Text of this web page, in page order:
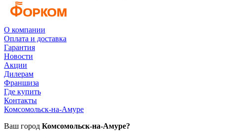
О компании
Оплата и доставка
Гарантия
Новости
Акции
Дилерам
Франшиза
Где купить
Контакты
Комсомольск-на-Амуре
Ваш город Комсомольск-на-Амуре?